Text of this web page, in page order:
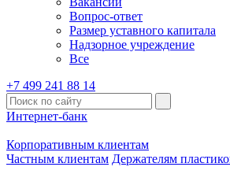
Вопрос-ответ
Размер уставного капитала
Надзорное учреждение
Все
+7 499 241 88 14
Интернет-банк
Корпоративным клиентам
Частным клиентам Держателям